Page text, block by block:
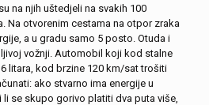
na njih uštedjeli na svakih 100
Na otvorenim cestama na otpor zraka
a u gradu samo 5 posto. Otuda i
vožnji. Automobil koji kod stalne
litara, kod brzine 120 km/sat trošiti
ako stvarno ima energije u
se skupo gorivo platiti dva puta više,